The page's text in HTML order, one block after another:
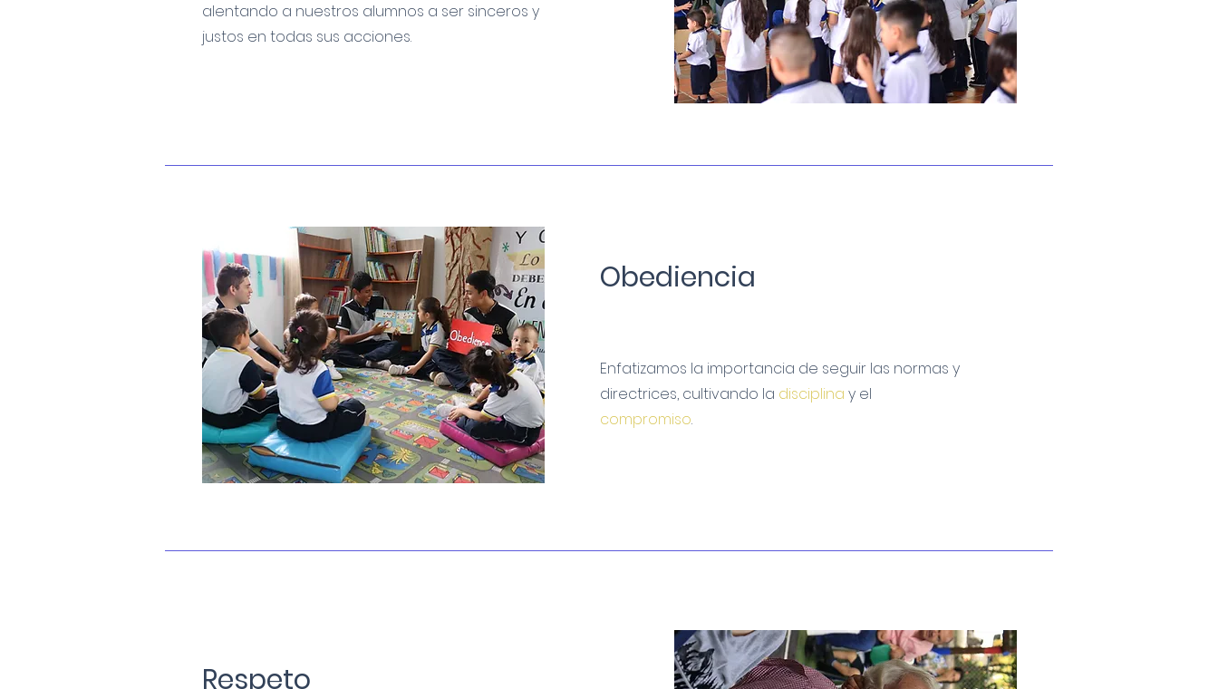
alentando a nuestros alumnos a ser sinceros y
justos en todas sus acciones.
Obediencia
Enfatizamos la importancia de seguir las normas y
directrices, cultivando la disciplina y el
compromiso.
Respeto